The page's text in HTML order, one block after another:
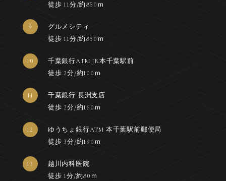
徒歩 11分/約850ｍ
9
グルメシティ
徒歩 11分/約850ｍ
10
千葉銀行ATM JR本千葉駅前
徒歩 2分/約100ｍ
11
千葉銀行 長洲支店
徒歩 2分/約160ｍ
12
ゆうちょ銀行ATM 本千葉駅前郵便局
徒歩 3分/約190ｍ
13
越川内科医院
徒歩 1分/約80ｍ